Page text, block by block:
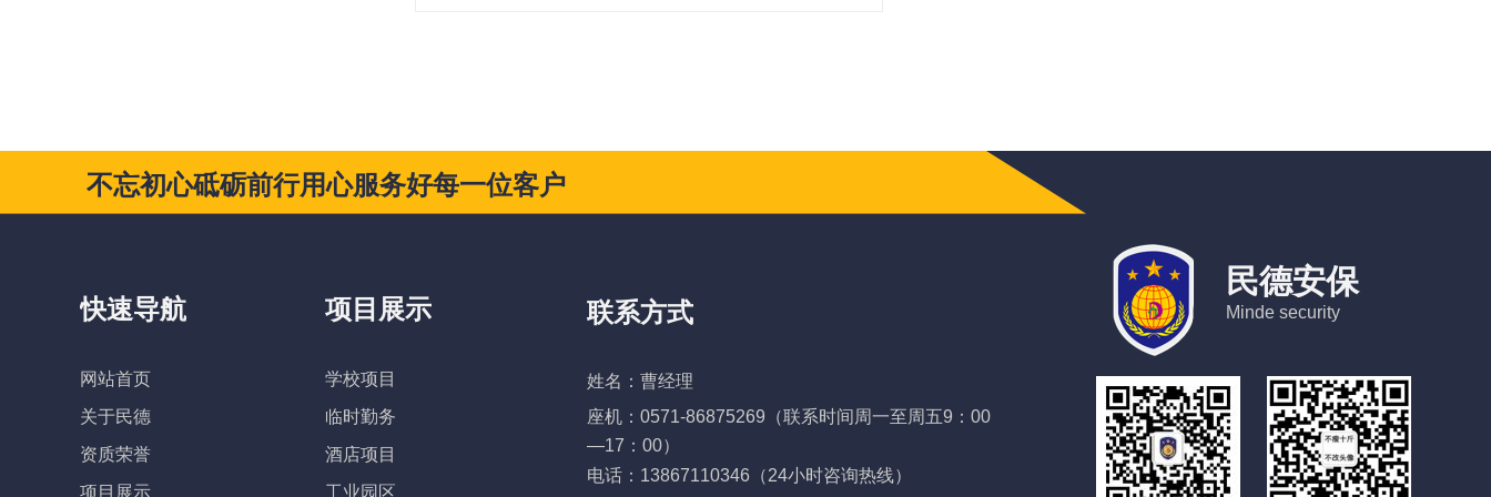
快速导航
网站首页
关于民德
资质荣誉
项目展示
项目展示
学校项目
临时勤务
酒店项目
工业园区
联系方式
民德安保
Minde security
姓名：曹经理
座机：0571-86875269 （联系时间周一至周五9：00
—17：00）
电话：13867110346（24小时咨询热线）
不忘初心砥砺前行用心服务好每一位客户